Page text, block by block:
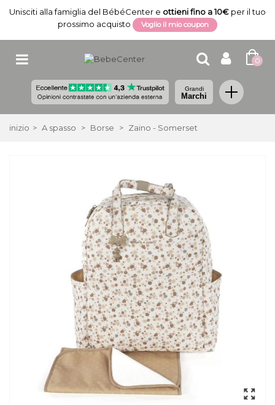
Unisciti alla famiglia del BébéCenter e ottieni fino a 10€ per il tuo
prossimo acquisto
Voglio il mio coupon
0
Grandi
Marchi
inizio > A spasso > Borse > Zaino - Somerset